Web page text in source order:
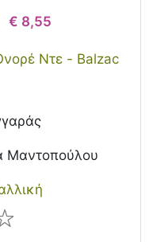
€ 8,55
Ντε - Balzac
Μαντοπούλου